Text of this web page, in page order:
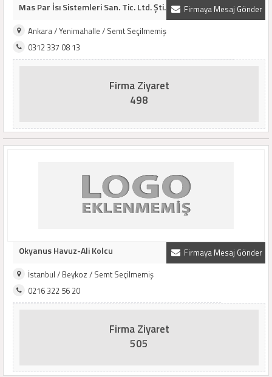
Firmaya Mesaj Gönder
Mas Par İsı Sistemleri San. Tic. Ltd. Şti.
Ankara / Yenimahalle / Semt Seçilmemiş
0312 337 08 13
Firma Ziyaret
498
Firmaya Mesaj Gönder
Okyanus Havuz-Ali Kolcu
İstanbul / Beykoz / Semt Seçilmemiş
0216 322 56 20
Firma Ziyaret
505